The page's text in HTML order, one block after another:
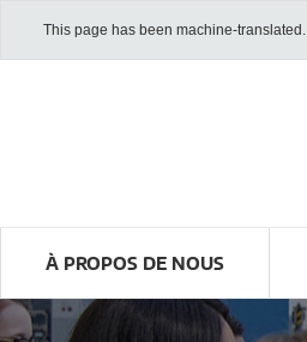
This page has been machine-translated.
À PROPOS DE NOUS